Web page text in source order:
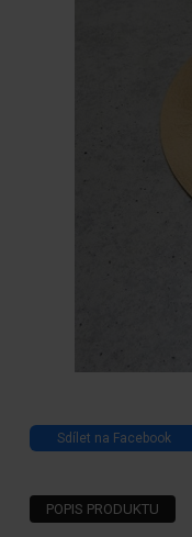
Sdílet na Facebook
POPIS PRODUKTU